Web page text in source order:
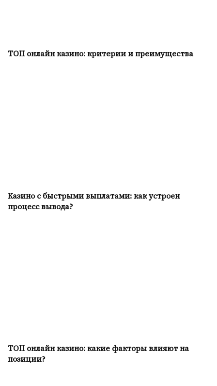
ТОП онлайн казино: критерии и преимущества
Казино с быстрыми выплатами: как устроен
процесс вывода?
ТОП онлайн казино: какие факторы влияют на
позиции?